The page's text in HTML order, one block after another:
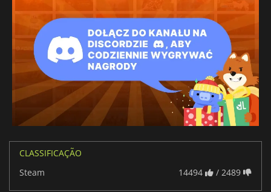
CLASSIFICAÇÃO
Steam
14494 / 2489